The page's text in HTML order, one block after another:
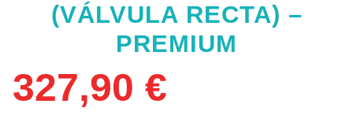
(VÁLVULA RECTA) –
PREMIUM
327,90 €